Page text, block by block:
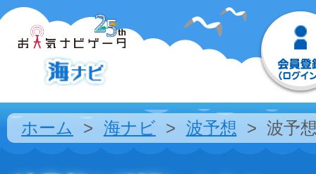
ホーム 海ナビ 波予想 波予